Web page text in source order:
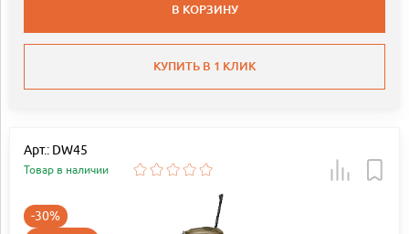
В КОРЗИНУ
КУПИТЬ В 1 КЛИК
Арт.: DW45
Товар в наличии
-30%